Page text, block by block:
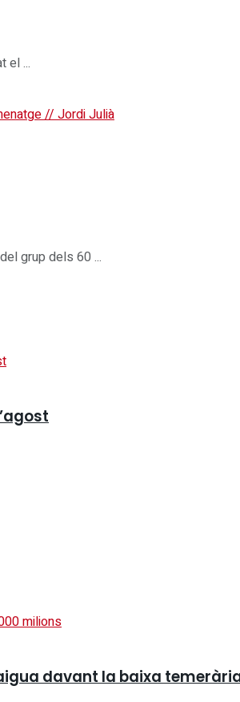
el ...
grup dels 60 ...
davant la baixa